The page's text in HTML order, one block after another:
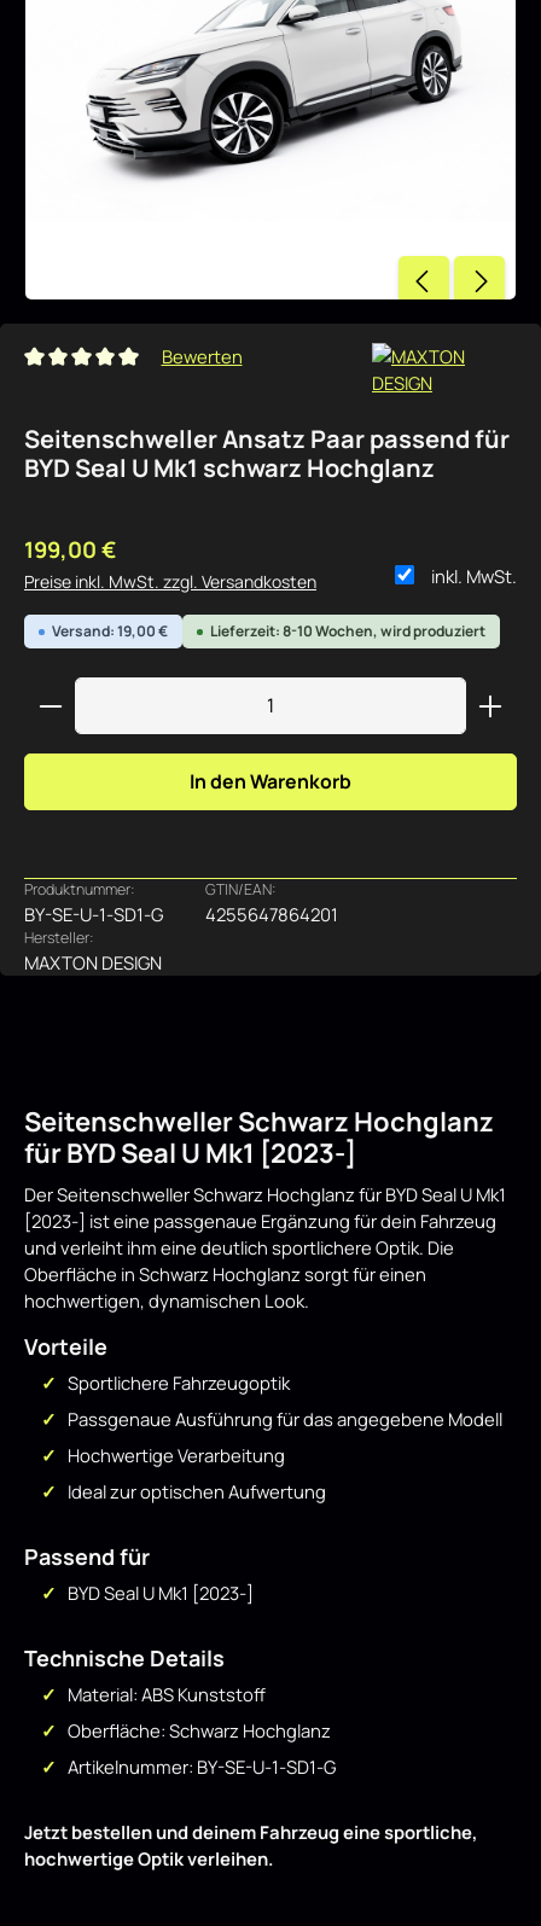
Durchschnittliche Bewertung von 0 von 5 Sternen
Bewerten
Seitenschweller Ansatz Paar passend für
BYD Seal U Mk1 schwarz Hochglanz
Regulärer Preis:
199,00 €
inkl. MwSt.
Preise inkl. MwSt. zzgl. Versandkosten
Versand: 19,00 € Lieferzeit: 8-10 Wochen, wird produziert
Produkt Anzahl: Gib den gewünschten Wert ein
In den Warenkorb
Produktnummer:
BY-SE-U-1-SD1-G
GTIN/EAN:
4255647864201
Hersteller:
MAXTON DESIGN
Seitenschweller Schwarz Hochglanz
für BYD Seal U Mk1 [2023-]
Der Seitenschweller Schwarz Hochglanz für BYD Seal U Mk1
[2023-] ist eine passgenaue Ergänzung für dein Fahrzeug
und verleiht ihm eine deutlich sportlichere Optik. Die
Oberfläche in Schwarz Hochglanz sorgt für einen
hochwertigen, dynamischen Look.
Vorteile
Sportlichere Fahrzeugoptik
Passgenaue Ausführung für das angegebene Modell
Hochwertige Verarbeitung
Ideal zur optischen Aufwertung
Passend für
BYD Seal U Mk1 [2023-]
Technische Details
Material: ABS Kunststoff
Oberfläche: Schwarz Hochglanz
Artikelnummer: BY-SE-U-1-SD1-G
Jetzt bestellen und deinem Fahrzeug eine sportliche,
hochwertige Optik verleihen.